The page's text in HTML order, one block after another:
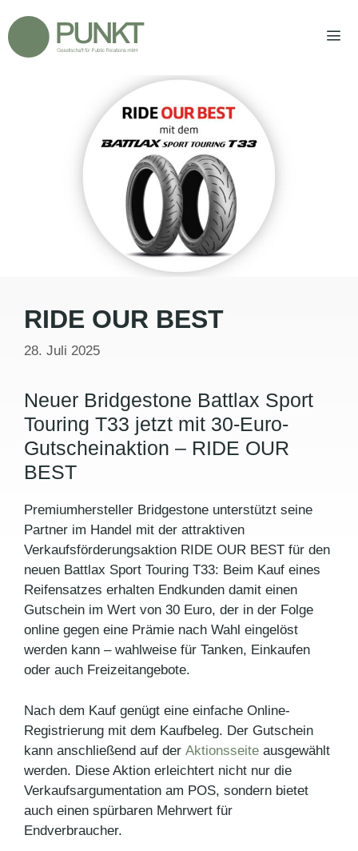
Inhalt
springen
RIDE OUR BEST
28. Juli 2025
Neuer Bridgestone Battlax Sport
Touring T33 jetzt mit 30-Euro-
Gutscheinaktion – RIDE OUR
BEST
Premiumhersteller Bridgestone unterstützt seine
Partner im Handel mit der attraktiven
Verkaufsförderungsaktion RIDE OUR BEST für den
neuen Battlax Sport Touring T33: Beim Kauf eines
Reifensatzes erhalten Endkunden damit einen
Gutschein im Wert von 30 Euro, der in der Folge
online gegen eine Prämie nach Wahl eingelöst
werden kann – wahlweise für Tanken, Einkaufen
oder auch Freizeitangebote.
Nach dem Kauf genügt eine einfache Online-
Registrierung mit dem Kaufbeleg. Der Gutschein
kann anschließend auf der Aktionsseite ausgewählt
werden. Diese Aktion erleichtert nicht nur die
Verkaufsargumentation am POS, sondern bietet
auch einen spürbaren Mehrwert für
Endverbraucher.